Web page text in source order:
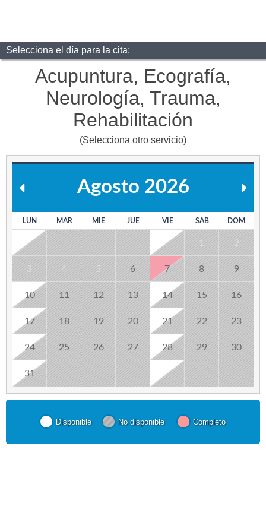
Selecciona el día para la cita:
Acupuntura, Ecografía,
Neurología, Trauma,
Rehabilitación
(Selecciona otro servicio)
Agosto 2026
LUN MAR MIE JUE VIE SAB DOM
1 2
3 4 5 6 7 8 9
10 11 12 13 14 15 16
17 18 19 20 21 22 23
24 25 26 27 28 29 30
31
Disponible No disponible Completo